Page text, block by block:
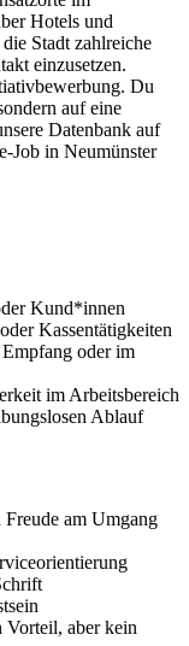
Hotels und
Stadt zahlreiche
einzusetzen.
Du
auf eine
Datenbank auf
Job in Neumünster
Kund*innen
Kassentätigkeiten
oder im
im Arbeitsbereich
Ablauf
am Umgang
Vorteil, aber kein